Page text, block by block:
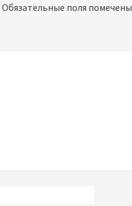
Обязательные поля помечены